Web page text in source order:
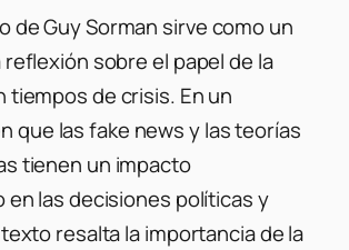
de Guy Sorman sirve como un
reflexión sobre el papel de la
tiempos de crisis. En un
que las fake news y las teorías
tienen un impacto
en las decisiones políticas y
resalta la importancia de la